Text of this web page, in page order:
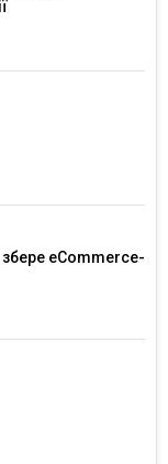
eCommerce-